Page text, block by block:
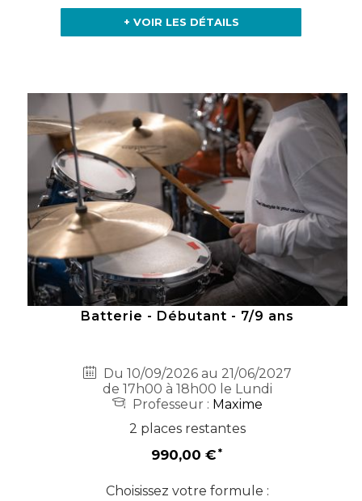
+ VOIR LES DÉTAILS
Batterie - Débutant - 7/9 ans
Du 10/09/2026 au 21/06/2027
de 17h00 à 18h00 le Lundi
Professeur : Maxime
2 places restantes
990,00 €
Choisissez votre formule :